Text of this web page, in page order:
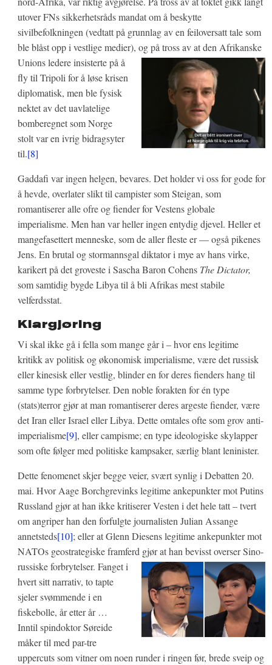
utover FNs sikkerhetsråds mandat om å beskytte
sivilbefolkningen (vedtatt på grunnlag av en feiloversatt tale som
ble blåst opp i vestlige medier), og på tross av at den Afrikanske
Unions ledere insisterte på å
fly til Tripoli for å løse krisen
diplomatisk, men ble fysisk
nektet av det uavlatelige
bomberegnet som Norge
stolt var en ivrig bidragsyter
til.[8]
Gaddafi var ingen helgen, bevares. Det holder vi oss for gode for
å hevde, overlater slikt til campister som Steigan, som
romantiserer alle ofre og fiender for Vestens globale
imperialisme. Men han var heller ingen entydig djevel. Heller et
mangefasettert menneske, som de aller fleste er — også pikenes
Jens. En brutal og stormannsgal diktator i mye av hans virke,
karikert på det groveste i Sascha Baron Cohens The Dictator,
som samtidig bygde Libya til å bli Afrikas mest stabile
velferdsstat.
Klargjøring
Vi skal ikke gå i fella som mange går i – hvor ens legitime
kritikk av politisk og økonomisk imperialisme, være det russisk
eller kinesisk eller vestlig, blinder en for deres fienders hang til
samme type forbrytelser. Den noble forakten for én type
(stats)terror gjør at man romantiserer deres argeste fiender, være
det Iran eller Israel eller Libya. Dette omtales ofte som grov anti-
imperialisme[9], eller campisme; en type ideologiske skylapper
som ofte følger med politiske kampsaker, særlig blant leninister.
Dette fenomenet skjer begge veier, svært synlig i Debatten 20.
mai. Hvor Aage Borchgrevinks legitime ankepunkter mot Putins
Russland gjør at han ikke kritiserer Vesten i det hele tatt – tvert
om angriper han den forfulgte journalisten Julian Assange
annetsteds[10]; eller at Glenn Diesens legitime ankepunkter mot
NATOs geostrategiske framferd gjør at han bevisst overser Sino-
russiske forbrytelser. Fanget i
hvert sitt narrativ, to tapte
sjeler svømmende i en
fiskebolle, år etter år …
Inntil spindoktor Søreide
måker til med par-tre
uppercuts som vitner om noen runder i ringen før, brede sveip og